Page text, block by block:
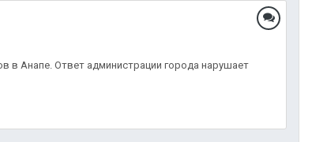
в Анапе. Ответ администрации города нарушает